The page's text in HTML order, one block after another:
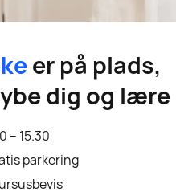
er på plads,
dig og
– 15.30
parkering